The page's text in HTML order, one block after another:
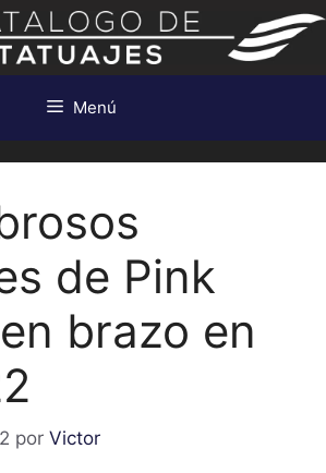
Menú
de Pink
brazo en
por Victor